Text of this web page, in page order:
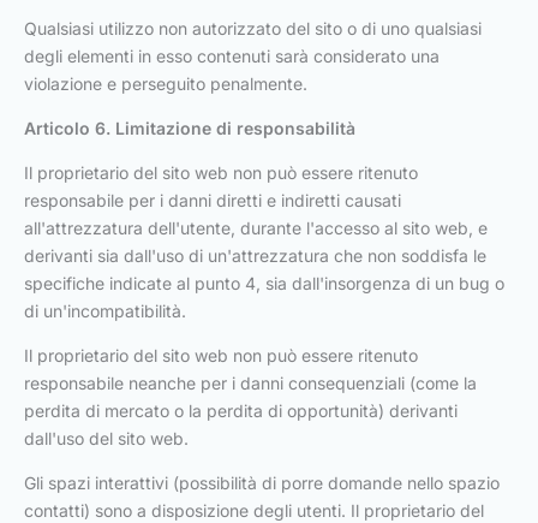
Qualsiasi utilizzo non autorizzato del sito o di uno qualsiasi
degli elementi in esso contenuti sarà considerato una
violazione e perseguito penalmente.
Articolo 6. Limitazione di responsabilità
Il proprietario del sito web non può essere ritenuto
responsabile per i danni diretti e indiretti causati
all'attrezzatura dell'utente, durante l'accesso al sito web, e
derivanti sia dall'uso di un'attrezzatura che non soddisfa le
specifiche indicate al punto 4, sia dall'insorgenza di un bug o
di un'incompatibilità.
Il proprietario del sito web non può essere ritenuto
responsabile neanche per i danni consequenziali (come la
perdita di mercato o la perdita di opportunità) derivanti
dall'uso del sito web.
Gli spazi interattivi (possibilità di porre domande nello spazio
contatti) sono a disposizione degli utenti. Il proprietario del